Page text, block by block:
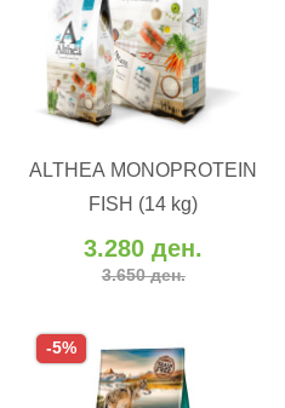
ALTHEA MONOPROTEIN
FISH (14 kg)
3.280 ден.
3.650 ден.
ВО КОШНИЧКА
Додај во желби
Додај за споредба
-5%